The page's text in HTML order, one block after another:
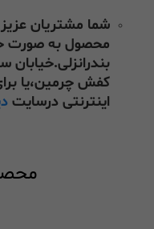
شما مشتریان عزیز
محصول به صورت
کفش چرمین،یا
اینترنتی درسایت